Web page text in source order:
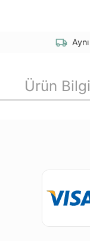
Ürün